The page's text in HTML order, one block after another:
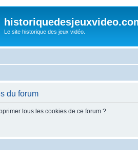
Le site historique des jeux vidéo.
du forum
tous les cookies de ce forum ?